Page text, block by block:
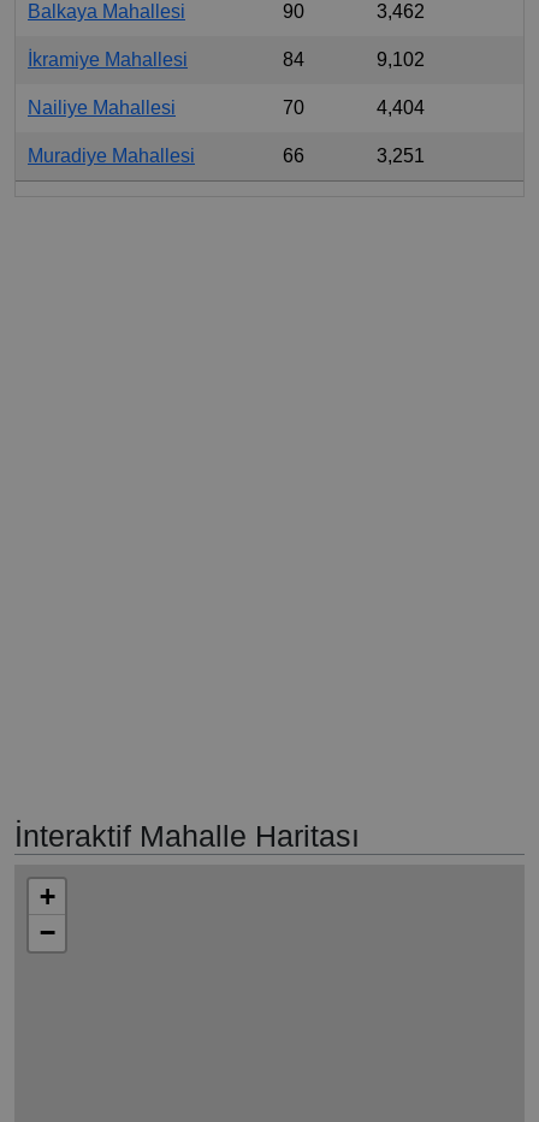
Balkaya Mahallesi 90 3,462
İkramiye Mahallesi 84 9,102
Nailiye Mahallesi 70 4,404
Muradiye Mahallesi 66 3,251
İnteraktif Mahalle Haritası
+
−